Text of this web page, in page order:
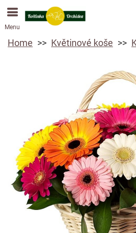
Objednávky přes e-shop
doručení je od 13.8.2026 z
Menu
Home Květinové koše